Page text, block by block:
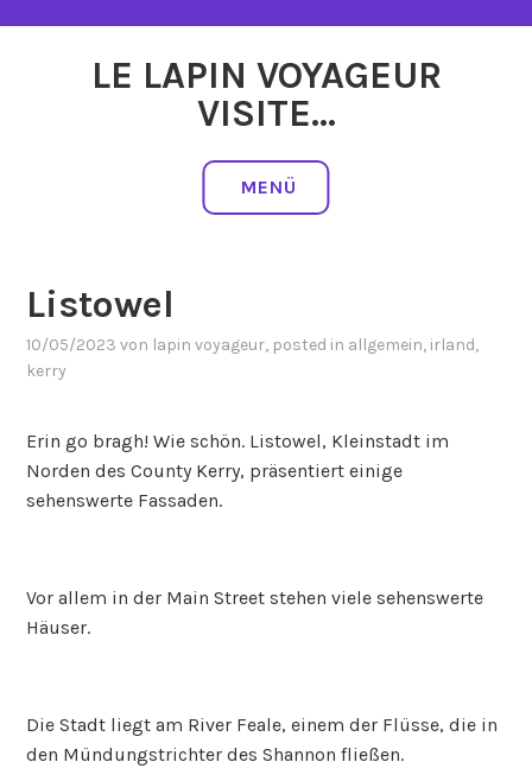
LE LAPIN VOYAGEUR
VISITE…
MENÜ
Listowel
10/05/2023 von lapin voyageur, posted in allgemein, irland,
kerry
Erin go bragh! Wie schön. Listowel, Kleinstadt im
Norden des County Kerry, präsentiert einige
sehenswerte Fassaden.
Vor allem in der Main Street stehen viele sehenswerte
Häuser.
Die Stadt liegt am River Feale, einem der Flüsse, die in
den Mündungstrichter des Shannon fließen.